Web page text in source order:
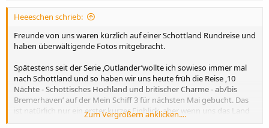
Heeeschen schrieb:
Freunde von uns waren kürzlich auf einer Schottland Rundreise und
haben überwältigende Fotos mitgebracht.
Spätestens seit der Serie ‚Outlander’wollte ich sowieso immer mal
nach Schottland und so haben wir uns heute früh die Reise ‚10
Nächte - Schottisches Hochland und britischer Charme - ab/bis
Bremerhaven’ auf der Mein Schiff 3 für nächsten Mai gebucht. Das
ist natürlich nur ein erster kurzer Einblick, aber wenn uns das Land
so sehr gefällt, wie wir denken, kann es durchaus auch einmal eine
Zum Vergrößern anklicken....